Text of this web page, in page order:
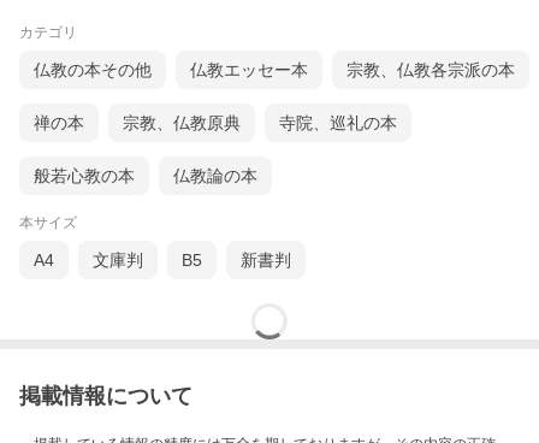
カテゴリ
仏教の本その他 仏教エッセー本 宗教、仏教各宗派の本
禅の本 宗教、仏教原典 寺院、巡礼の本
般若心教の本 仏教論の本
本サイズ
A4 文庫判 B5 新書判
掲載情報について